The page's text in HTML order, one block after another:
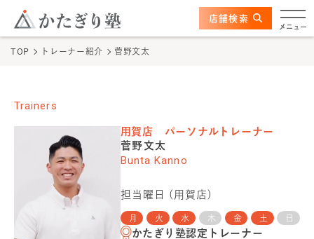
このページの本文へ
メニュー
かたぎり塾について
ビフォーアフター
お客さまの声
店舗検索
TOP トレーナー紹介 菅野文太
Trainers
用賀店
パーソナルトレーナー
菅野文太
Bunta Kanno
担当曜日 ( 用賀店 )
月 火 水 木 金 土 日
かたぎり塾認定トレーナー